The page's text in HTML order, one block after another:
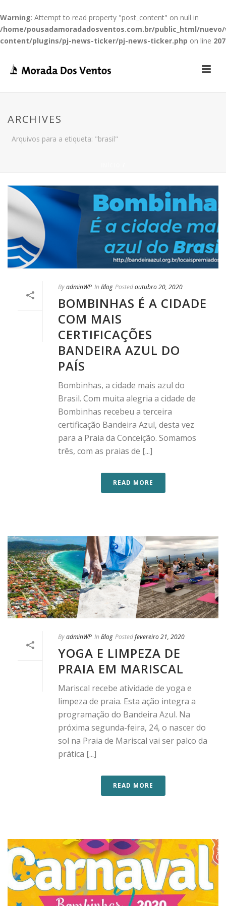
Warning: Attempt to read property "post_content" on null in
/home/pousadamoradadosventos.com.br/public_html/
content/plugins/pj-news-ticker/pj-news-ticker.php on line 207
ARCHIVES
Arquivos para a etiqueta: "brasil"
ByadminWP In Blog Postedoutubro 20, 2020
BOMBINHAS É A CIDADE
COM MAIS
CERTIFICAÇÕES
BANDEIRA AZUL DO
PAÍS
Bombinhas, a cidade mais azul do
Brasil. Com muita alegria a cidade de
Bombinhas recebeu a terceira
certificação Bandeira Azul, desta vez
para a Praia da Conceição. Somamos
três, com as praias de [...]
READ MORE
ByadminWP In Blog Postedfevereiro 21, 2020
YOGA E LIMPEZA DE
PRAIA EM MARISCAL
Mariscal recebe atividade de yoga e
limpeza de praia. Esta ação integra a
programação do Bandeira Azul. Na
próxima segunda-feira, 24, o nascer do
sol na Praia de Mariscal vai ser palco da
prática [...]
READ MORE